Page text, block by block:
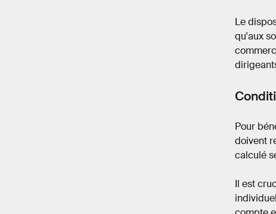
Le
qu'aux
Pour
doivent
calculé
Il est